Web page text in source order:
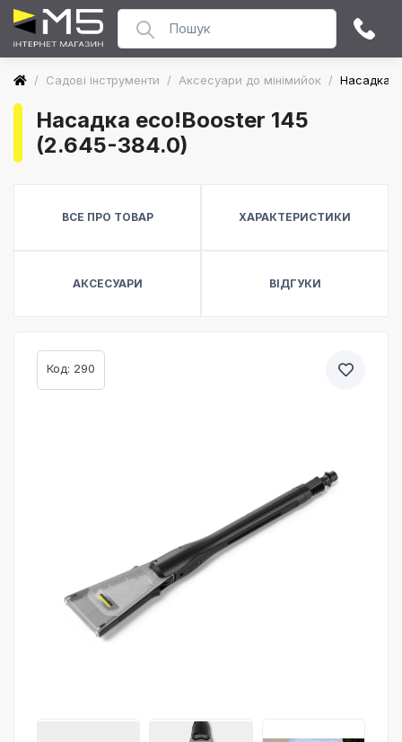
/ Садові інструменти / Аксесуари до мінімийок / Насадка
Насадка eco!Booster 145
(2.645-384.0)
ВСЕ ПРО ТОВАР ХАРАКТЕРИСТИКИ
АКСЕСУАРИ ВІДГУКИ
Код: 290